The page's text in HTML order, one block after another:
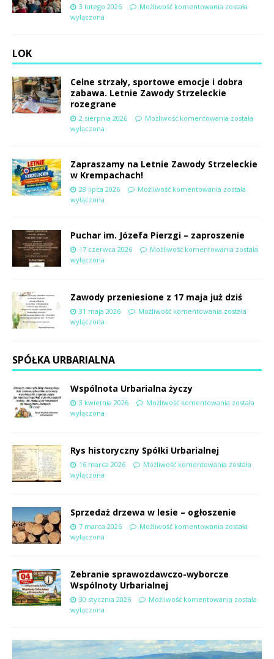
3 lutego 2026 Możliwość komentowania została
wyłączona
LOK
Celne strzały, sportowe emocje i dobra
zabawa. Letnie Zawody Strzeleckie
rozegrane
2 sierpnia 2026 Możliwość komentowania została
wyłączona
Zapraszamy na Letnie Zawody Strzeleckie
w Krempachach!
28 lipca 2026 Możliwość komentowania została
wyłączona
Puchar im. Józefa Pierzgi – zaproszenie
17 czerwca 2026 Możliwość komentowania została
wyłączona
Zawody przeniesione z 17 maja już dziś
31 maja 2026 Możliwość komentowania została
wyłączona
SPÓŁKA URBARIALNA
Wspólnota Urbarialna życzy
3 kwietnia 2026 Możliwość komentowania została
wyłączona
Rys historyczny Spółki Urbarialnej
16 marca 2026 Możliwość komentowania została
wyłączona
Sprzedaż drzewa w lesie – ogłoszenie
7 marca 2026 Możliwość komentowania została
wyłączona
Zebranie sprawozdawczo-wyborcze
Wspólnoty Urbarialnej
30 stycznia 2026 Możliwość komentowania została
wyłączona